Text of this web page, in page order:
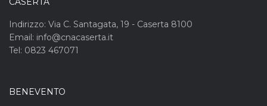
Indirizzo: Via C. Santagata, 19 - Caserta 8100
Email: info@cnacaserta.it
Tel: 0823 467071
BENEVENTO